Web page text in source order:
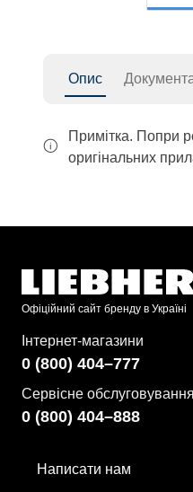
Опис
Примітка. Попри
оригінальних
Офіційний сайт бренду в Україні
Інтернет-магазини
0 (800) 404–777
Сервісне обслуговування
0 (800) 404–888
Написати нам